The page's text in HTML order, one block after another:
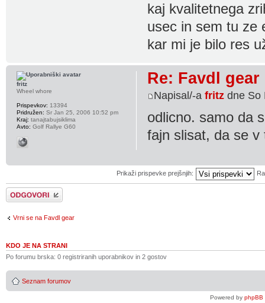
kaj kvalitetnega
usec in sem tu ze
kar mi je bilo res
Re: Favdl
Napisal/-afritz dne So
odlicno. samo da
fajn slisat, da se v
fritz
Wheel whore
Prispevkov: 13394
Pridružen: Sr Jan 25, 2006 10:52 pm
Kraj: tanajtabujsiklima
Avto: Golf Rallye G60
Prikaži prispevke prejšnjih:
Napiši odgovor
Vrni se na Favdl gear
KDO JE NA STRANI
Po forumu brska: 0 registriranih uporabnikov in 2 gostov
Seznam forumov
Powered byphpBB